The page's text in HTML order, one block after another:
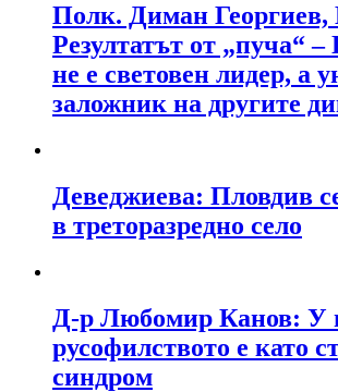
Полк. Диман
Резултатът от „пуча“
не е световен лидер, а
заложник на другите
Деведжиева: Пловдив
в треторазредно село
Д-р Любомир Канов: У
русофилството е като
синдром